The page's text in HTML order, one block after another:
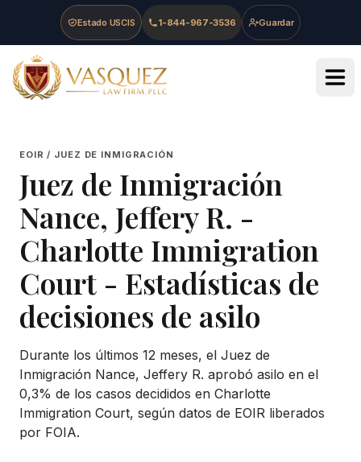
Skip to main content
Skip to navigation
Skip to footer
Estado USCIS 1-844-967-3536 Guardar
Vasquez Law Firm - Home
EOIR / JUEZ DE INMIGRACIÓN
Juez de Inmigración
Nance, Jeffery R. -
Charlotte Immigration
Court - Estadísticas de
decisiones de asilo
Durante los últimos 12 meses, el Juez de
Inmigración Nance, Jeffery R. aprobó asilo en el
0,3% de los casos decididos en Charlotte
Immigration Court, según datos de EOIR liberados
por FOIA.